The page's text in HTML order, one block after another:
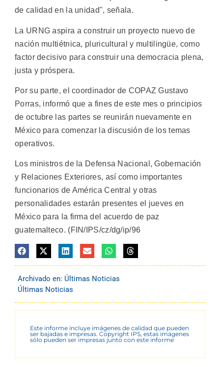
de calidad en la unidad", señala.
La URNG aspira a construir un proyecto nuevo de
nación multiétnica, pluricultural y multilingüe, como
factor decisivo para construir una democracia plena,
justa y próspera.
Por su parte, el coordinador de COPAZ Gustavo
Porras, informó que a fines de este mes o principios
de octubre las partes se reunirán nuevamente en
México para comenzar la discusión de los temas
operativos.
Los ministros de la Defensa Nacional, Gobernación
y Relaciones Exteriores, así como importantes
funcionarios de América Central y otras
personalidades estarán presentes el jueves en
México para la firma del acuerdo de paz
guatemalteco. (FIN/IPS/cz/dg/ip/96
Archivado en: Últimas Noticias
Últimas Noticias
Este informe incluye imágenes de calidad que pueden
ser bajadas e impresas. Copyright IPS, estas imágenes
sólo pueden ser impresas junto con este informe